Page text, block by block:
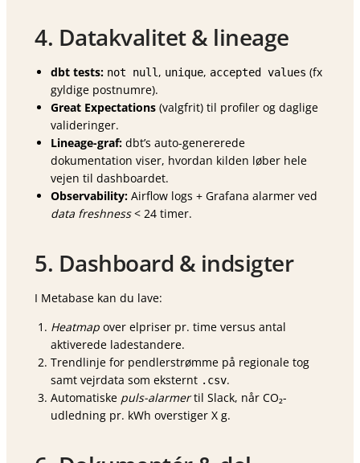
4. Data­kvalitet & lineage
dbt tests: not null, unique, accepted values (fx
gyldige postnumre).
Great Expectations (valgfrit) til profiler og daglige
valideringer.
Lineage-graf: dbt’s auto-genererede
dokumentation viser, hvordan kilden løber hele
vejen til dashboardet.
Observability: Airflow logs + Grafana alarmer ved
data freshness< 24 timer.
5. Dashboard & indsigter
I Metabase kan du lave:
Heatmap over elpriser pr. time versus antal
aktiverede ladestandere.
Trendlinje for pendlerstrømme på regionale tog
samt vejrdata som eksternt .csv.
Automatiske puls-alarmertil Slack, når CO₂-
udledning pr. kWh overstiger X g.